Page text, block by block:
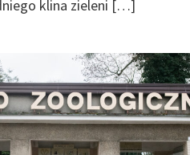
klina zieleni […]